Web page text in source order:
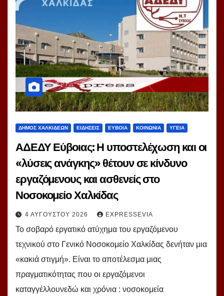
ΔΗΜΟΣ ΧΑΛΚΙΔΕΩΝ ΕΙΔΗΣΕΙΣ ΕΥΒΟΙΑ ΚΟΙΝΩΝΙΑ ΥΓΕΙΑ
ΑΔΕΔΥ Εύβοιας: Η υποστελέχωση και οι
«λύσεις ανάγκης» θέτουν σε κίνδυνο
εργαζόμενους και ασθενείς στο
Νοσοκομείο Χαλκίδας
4 ΑΥΓΟΎΣΤΟΥ 2026 EXPRESSEVIA
Το σοβαρό εργατικό ατύχημα του εργαζόμενου
τεχνικού στο Γενικό Νοσοκομείο Χαλκίδας δενήταν μια
«κακιά στιγμή». Είναι το αποτέλεσμα μιας
πραγματικότητας που οι εργαζόμενοι
καταγγέλλουνεδώ και χρόνια : νοσοκομεία